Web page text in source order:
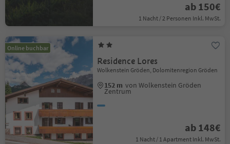
ab 150€
1 Nacht / 2 Personen Inkl. MwSt.
Online buchbar
Residence Lores
Wolkenstein Gröden, Dolomitenregion Gröden
152 m von Wolkenstein Gröden
Zentrum
ab 148€
1 Nacht / 1 Apartment Inkl. MwSt.